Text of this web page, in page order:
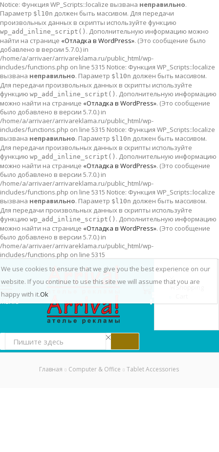
Notice: Функция WP_Scripts::localize вызвана неправильно.
Параметр $l10n должен быть массивом. Для передачи
произвольных данных в скрипты используйте функцию
wp_add_inline_script() . Дополнительную информацию можно
найти на странице «Отладка в WordPress». (Это сообщение было
добавлено в версии 5.7.0.) in
/home/a/arrivaer/arrivareklama.ru/public_html/wp-
includes/functions.php on line 5315 Notice: Функция WP_Scripts::localize
вызвана неправильно. Параметр $l10n должен быть массивом.
Для передачи произвольных данных в скрипты используйте
функцию wp_add_inline_script() . Дополнительную информацию
можно найти на странице «Отладка в WordPress». (Это сообщение
было добавлено в версии 5.7.0.) in
/home/a/arrivaer/arrivareklama.ru/public_html/wp-
includes/functions.php on line 5315 Notice: Функция WP_Scripts::localize
вызвана неправильно. Параметр $l10n должен быть массивом.
Для передачи произвольных данных в скрипты используйте
функцию wp_add_inline_script() . Дополнительную информацию
можно найти на странице «Отладка в WordPress». (Это сообщение
было добавлено в версии 5.7.0.) in
/home/a/arrivaer/arrivareklama.ru/public_html/wp-
includes/functions.php on line 5315 Notice: Функция WP_Scripts::localize
вызвана неправильно. Параметр $l10n должен быть массивом.
Для передачи произвольных данных в скрипты используйте
функцию wp_add_inline_script() . Дополнительную информацию
можно найти на странице «Отладка в WordPress». (Это сообщение
было добавлено в версии 5.7.0.) in
/home/a/arrivaer/arrivareklama.ru/public_html/wp-
includes/functions.php on line 5315
We use cookies to ensure that we give you the best experience on our
website. If you continue to use this site we will assume that you are
happy with it.Ok
МЕНЮ
Shopping
Главная Computer & Office Tablet Accessories